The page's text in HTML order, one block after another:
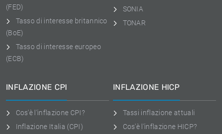
(FED)
Tasso di interesse britannico
(BoE)
Tasso di interesse europeo
(ECB)
SONIA
TONAR
INFLAZIONE CPI
Cos'è l'inflazione CPI?
Inflazione Italia (CPI)
INFLAZIONE HICP
Tassi inflazione attuali
Cos'è l'inflazione HICP?